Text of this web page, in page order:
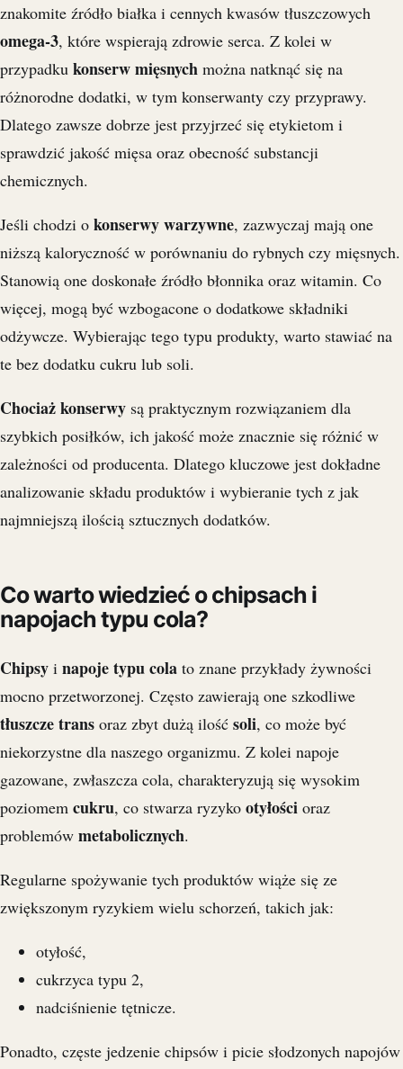
znakomite źródło białka i cennych kwasów tłuszczowych
omega-3, które wspierają zdrowie serca. Z kolei w
przypadku konserw mięsnych można natknąć się na
różnorodne dodatki, w tym konserwanty czy przyprawy.
Dlatego zawsze dobrze jest przyjrzeć się etykietom i
sprawdzić jakość mięsa oraz obecność substancji
chemicznych.
Jeśli chodzi o konserwy warzywne, zazwyczaj mają one
niższą kaloryczność w porównaniu do rybnych czy mięsnych.
Stanowią one doskonałe źródło błonnika oraz witamin. Co
więcej, mogą być wzbogacone o dodatkowe składniki
odżywcze. Wybierając tego typu produkty, warto stawiać na
te bez dodatku cukru lub soli.
Chociaż konserwy są praktycznym rozwiązaniem dla
szybkich posiłków, ich jakość może znacznie się różnić w
zależności od producenta. Dlatego kluczowe jest dokładne
analizowanie składu produktów i wybieranie tych z jak
najmniejszą ilością sztucznych dodatków.
Co warto wiedzieć o chipsach i
napojach typu cola?
Chipsy i napoje typu cola to znane przykłady żywności
mocno przetworzonej. Często zawierają one szkodliwe
tłuszcze trans oraz zbyt dużą ilość soli, co może być
niekorzystne dla naszego organizmu. Z kolei napoje
gazowane, zwłaszcza cola, charakteryzują się wysokim
poziomem cukru, co stwarza ryzyko otyłości oraz
problemów metabolicznych.
Regularne spożywanie tych produktów wiąże się ze
zwiększonym ryzykiem wielu schorzeń, takich jak:
otyłość,
cukrzyca typu 2,
nadciśnienie tętnicze.
Ponadto, częste jedzenie chipsów i picie słodzonych napojów